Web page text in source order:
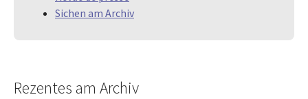
Sichen am Archiv
Rezentes am Archiv